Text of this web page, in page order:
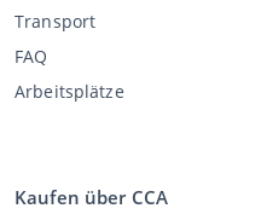
Transport
FAQ
Arbeitsplätze
Kaufen über CCA